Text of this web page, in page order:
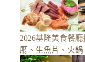
2026基隆美食餐
廳、生魚片、火